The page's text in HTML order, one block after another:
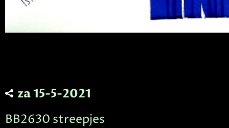
za 15-5-2021
BB2630 streepjes